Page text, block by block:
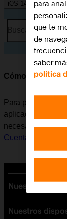
iOS 14.1
Busca por
Cómo instalar
Para poder
aplicación en el
necesario
Cuenta de Apple
Nuestras tarifas
Tarifas Orange
Nuestros
para
que te
de
saber
política